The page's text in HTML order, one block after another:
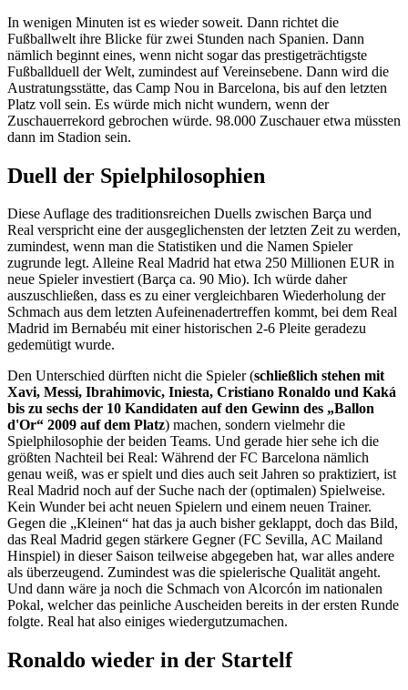
In wenigen Minuten ist es wieder soweit. Dann richtet die
Fußballwelt ihre Blicke für zwei Stunden nach Spanien. Dann
nämlich beginnt eines, wenn nicht sogar das prestigeträchtigste
Fußballduell der Welt, zumindest auf Vereinsebene. Dann wird die
Austratungsstätte, das Camp Nou in Barcelona, bis auf den letzten
Platz voll sein. Es würde mich nicht wundern, wenn der
Zuschauerrekord gebrochen würde. 98.000 Zuschauer etwa müssten
dann im Stadion sein.
Duell der Spielphilosophien
Diese Auflage des traditionsreichen Duells zwischen Barça und
Real verspricht eine der ausgeglichensten der letzten Zeit zu werden,
zumindest, wenn man die Statistiken und die Namen Spieler
zugrunde legt. Alleine Real Madrid hat etwa 250 Millionen EUR in
neue Spieler investiert (Barça ca. 90 Mio). Ich würde daher
auszuschließen, dass es zu einer vergleichbaren Wiederholung der
Schmach aus dem letzten Aufeinenadertreffen kommt, bei dem Real
Madrid im Bernabéu mit einer historischen 2-6 Pleite geradezu
gedemütigt wurde.
Den Unterschied dürften nicht die Spieler (schließlich stehen mit
Xavi, Messi, Ibrahimovic, Iniesta, Cristiano Ronaldo und Kaká
bis zu sechs der 10 Kandidaten auf den Gewinn des „Ballon
d'Or“ 2009 auf dem Platz) machen, sondern vielmehr die
Spielphilosophie der beiden Teams. Und gerade hier sehe ich die
größten Nachteil bei Real: Während der FC Barcelona nämlich
genau weiß, was er spielt und dies auch seit Jahren so praktiziert, ist
Real Madrid noch auf der Suche nach der (optimalen) Spielweise.
Kein Wunder bei acht neuen Spielern und einem neuen Trainer.
Gegen die „Kleinen“ hat das ja auch bisher geklappt, doch das Bild,
das Real Madrid gegen stärkere Gegner (FC Sevilla, AC Mailand
Hinspiel) in dieser Saison teilweise abgegeben hat, war alles andere
als überzeugend. Zumindest was die spielerische Qualität angeht.
Und dann wäre ja noch die Schmach von Alcorcón im nationalen
Pokal, welcher das peinliche Auscheiden bereits in der ersten Runde
folgte. Real hat also einiges wiedergutzumachen.
Ronaldo wieder in der Startelf